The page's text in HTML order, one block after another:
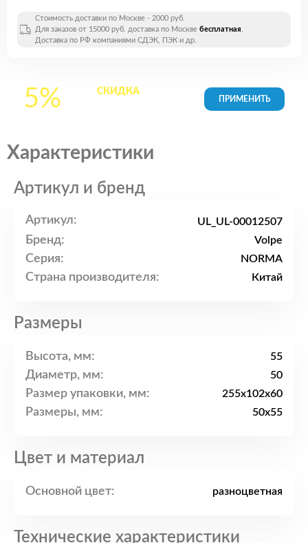
Стоимость доставки по Москве - 2000 руб.
Для заказов от 15000 руб. доставка по Москве бесплатная.
Доставка по РФ компаниями СДЭК, ПЭК и др.
5% СКИДКАна все
Характеристики
Артикул и бренд
Артикул: UL_UL-00012507
Бренд: Volpe
Серия: NORMA
Страна производителя: Китай
Размеры
Высота, мм: 55
Диаметр, мм: 50
Размер упаковки, мм: 255x102x60
Размеры, мм: 50x55
Цвет и материал
Основной цвет: разноцветная
Технические характеристики